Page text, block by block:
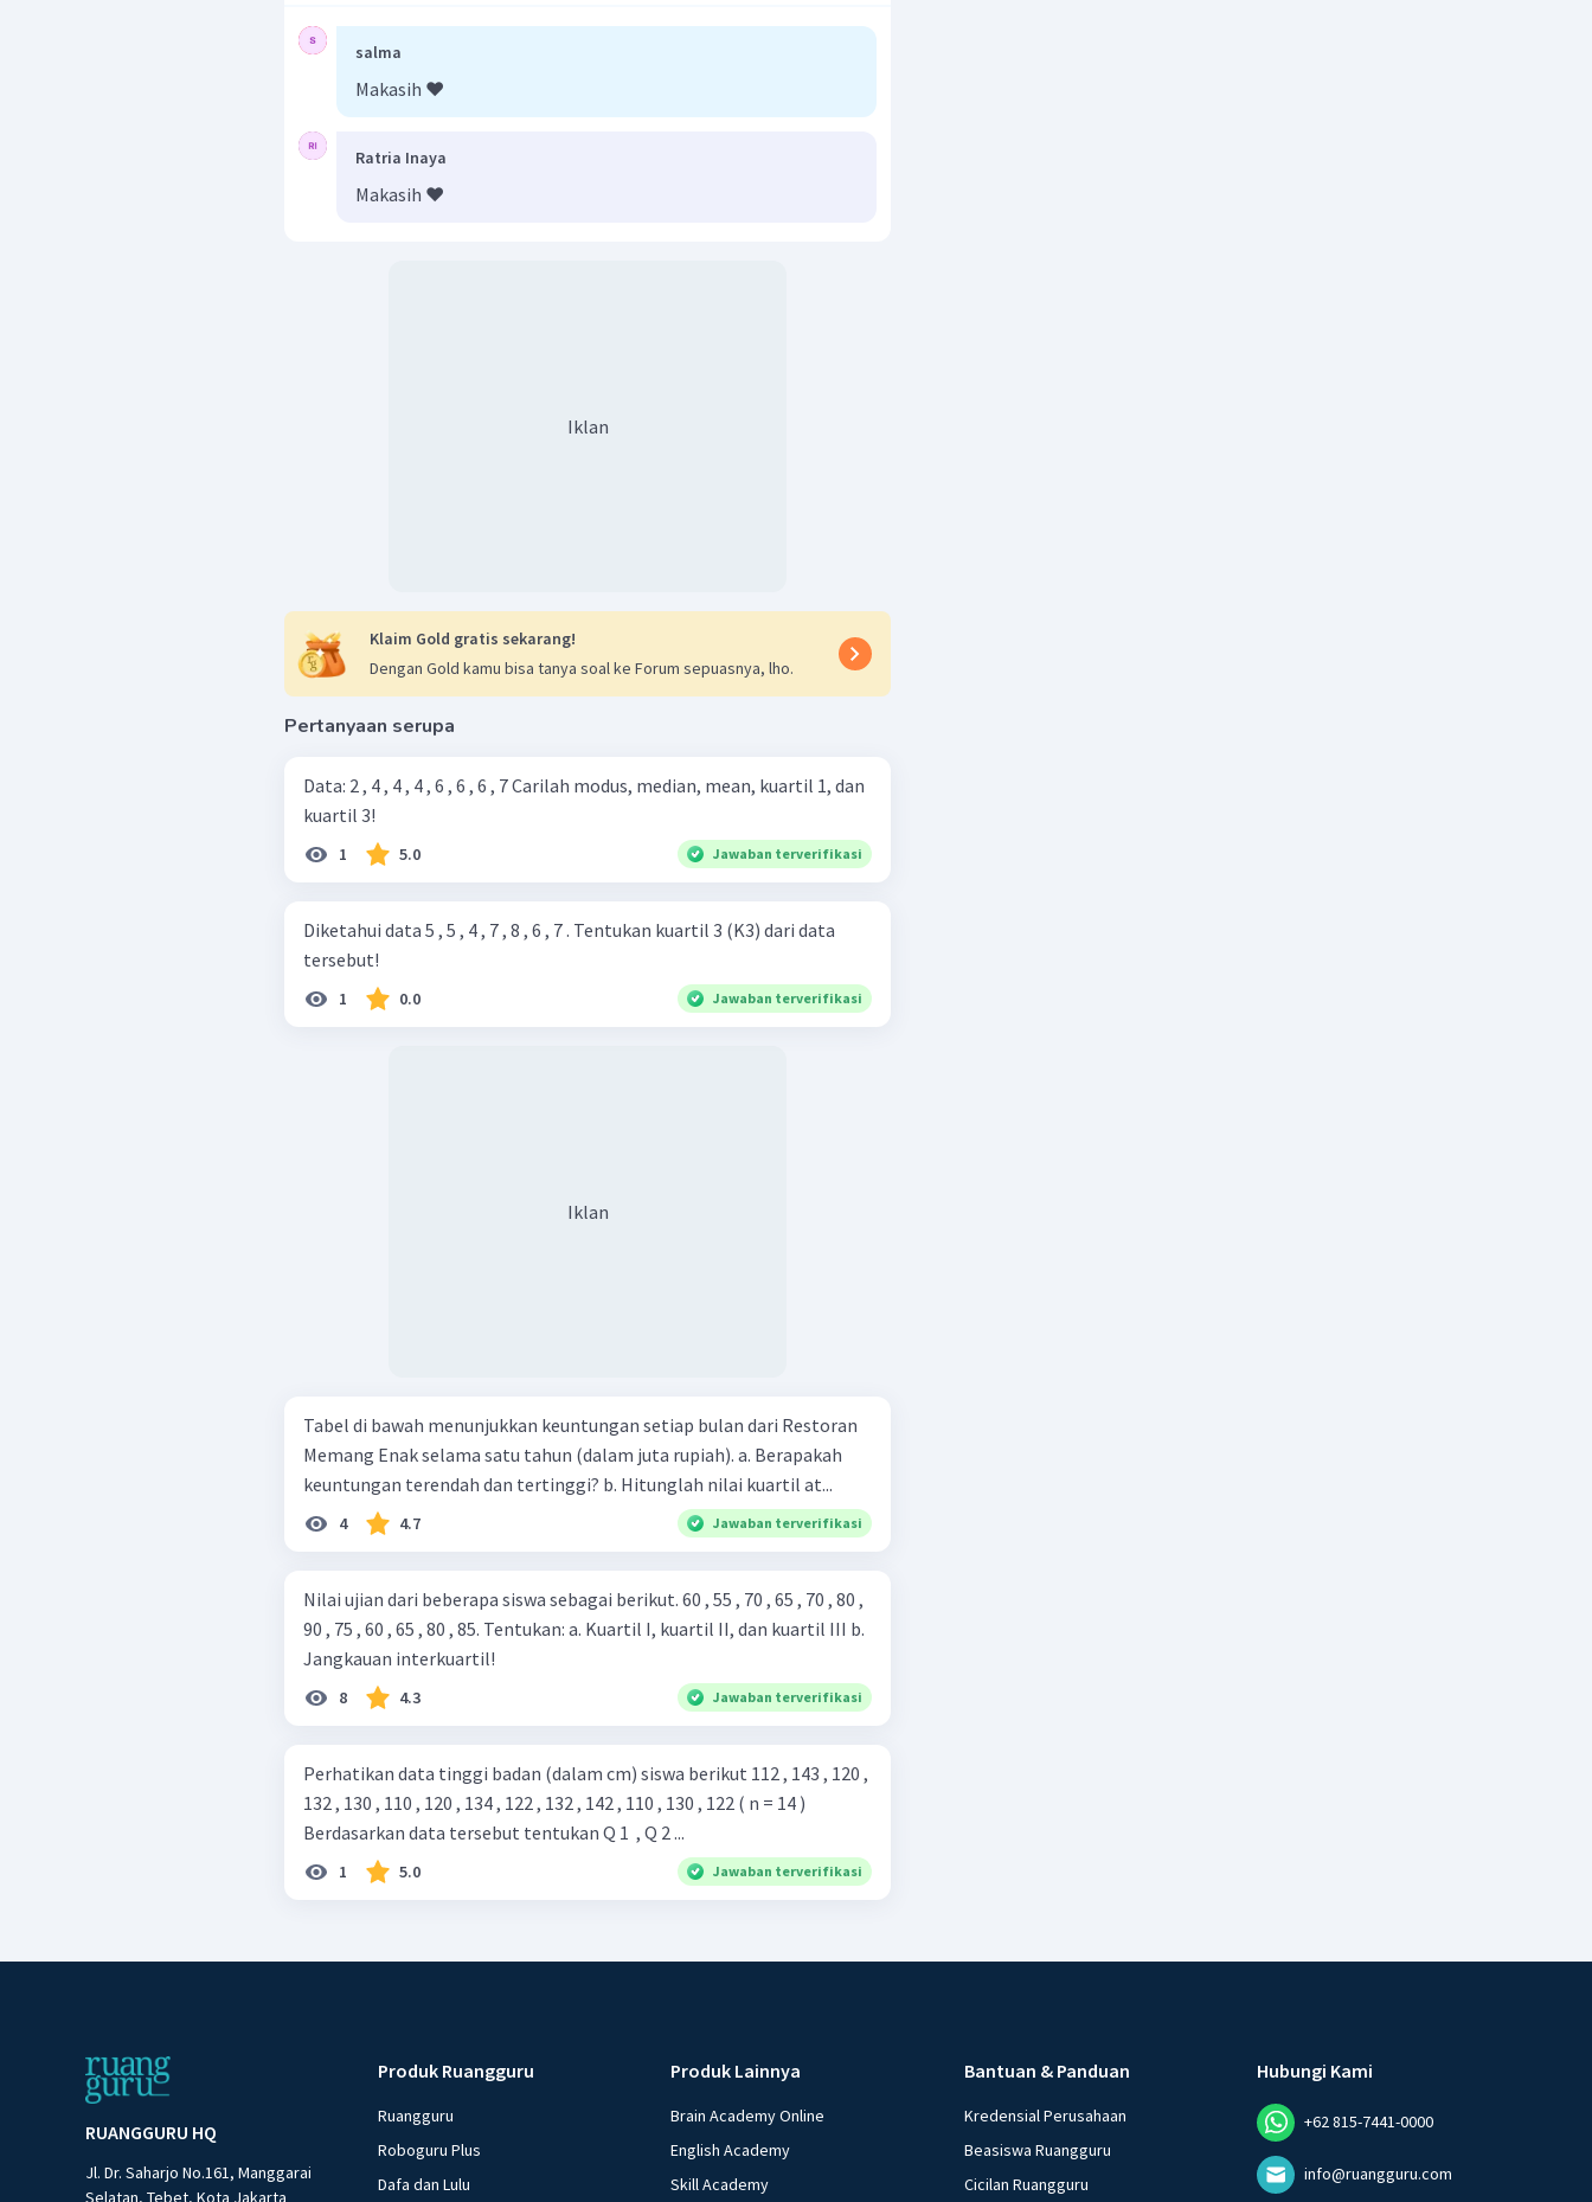
salma
Makasih ❤️
Ratria Inaya
Makasih ❤️
Iklan
Klaim Gold gratis sekarang!
Dengan Gold kamu bisa tanya soal ke Forum sepuasnya, lho.
Pertanyaan serupa
Data: 2 , 4 , 4 , 4 , 6 , 6 , 6 , 7 Carilah modus, median, mean, kuartil 1, dan
kuartil 3!
1 5.0 Jawaban terverifikasi
Diketahui data 5 , 5 , 4 , 7 , 8 , 6 , 7 . Tentukan kuartil 3 (K3) dari data
tersebut!
1 0.0 Jawaban terverifikasi
Iklan
Tabel di bawah menunjukkan keuntungan setiap bulan dari Restoran
Memang Enak selama satu tahun (dalam juta rupiah). a. Berapakah
keuntungan terendah dan tertinggi? b. Hitunglah nilai kuartil at...
4 4.7 Jawaban terverifikasi
Nilai ujian dari beberapa siswa sebagai berikut. 60 , 55 , 70 , 65 , 70 , 80 ,
90 , 75 , 60 , 65 , 80 , 85. Tentukan: a. Kuartil I, kuartil II, dan kuartil III b.
Jangkauan interkuartil!
8 4.3 Jawaban terverifikasi
Perhatikan data tinggi badan (dalam cm) siswa berikut 112 , 143 , 120 ,
132 , 130 , 110 , 120 , 134 , 122 , 132 , 142 , 110 , 130 , 122 ( n = 14 )
Berdasarkan data tersebut tentukan Q 1 ​ , Q 2 ...
1 5.0 Jawaban terverifikasi
RUANGGURU HQ
Jl. Dr. Saharjo No.161, Manggarai
Selatan, Tebet, Kota Jakarta
Produk Ruangguru
Ruangguru
Roboguru Plus
Dafa dan Lulu
Produk Lainnya
Brain Academy Online
English Academy
Skill Academy
Bantuan & Panduan
Kredensial Perusahaan
Beasiswa Ruangguru
Cicilan Ruangguru
Hubungi Kami
+62 815-7441-0000
info@ruangguru.com